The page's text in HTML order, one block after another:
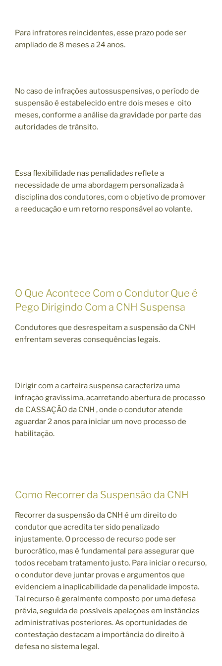
Para infratores reincidentes, esse prazo pode ser
ampliado de 8 meses a 24 anos.
No caso de infrações autossuspensivas, o período de
suspensão é estabelecido entre dois meses e oito
meses, conforme a análise da gravidade por parte das
autoridades de trânsito.
Essa flexibilidade nas penalidades reflete a
necessidade de uma abordagem personalizada à
disciplina dos condutores, com o objetivo de promover
a reeducação e um retorno responsável ao volante.
O Que Acontece Com o Condutor Que é
Pego Dirigindo Com a CNH Suspensa
Condutores que desrespeitam a suspensão da CNH
enfrentam severas consequências legais.
Dirigir com a carteira suspensa caracteriza uma
infração gravíssima, acarretando abertura de processo
de CASSAÇÃO da CNH , onde o condutor atende
aguardar 2 anos para iniciar um novo processo de
habilitação.
Como Recorrer da Suspensão da CNH
Recorrer da suspensão da CNH é um direito do
condutor que acredita ter sido penalizado
injustamente. O processo de recurso pode ser
burocrático, mas é fundamental para assegurar que
todos recebam tratamento justo. Para iniciar o recurso,
o condutor deve juntar provas e argumentos que
evidenciem a inaplicabilidade da penalidade imposta.
Tal recurso é geralmente composto por uma defesa
prévia, seguida de possíveis apelações em instâncias
administrativas posteriores. As oportunidades de
contestação destacam a importância do direito à
defesa no sistema legal.